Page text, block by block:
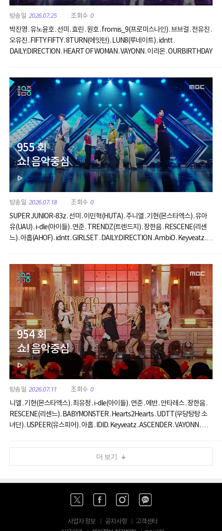
2026.07.25 0
박진영 . 유노윤호 . 선미 . 효린 . 원호 . fromis_9(프로미스나인) . 브브걸 . 전유진 .
오유진 . FIFTY FIFTY . 8TURN(에잇턴) . LUN8(루네이트) . idntt .
DAILY:DIRECTION . HEART OF WOMAN . VAYONN . 이리온 . OURBIRTHDAY
955 회
쇼! 음악중심
2026.07.18 0
SUPER JUNIOR-83z . 선미 . 이민혁(HUTA) . 주니엘 . 기현(몬스타엑스) . 유아
유(UAU) . i-dle(아이들) . 연준 . TRENDZ(트렌드지) . 장한음 . RESCENE(리센
느) . 아홉(AHOF) . idntt . GIRLSET . DAILY:DIRECTION . AmbiO . Keyveatz .
954 회
쇼! 음악중심
2026.07.11 0
니엘 . 기현(몬스타엑스) . 최유정 . i-dle(아이들) . 연준 . 에반 . 안타레스 . 장한음 .
RESCENE(리센느) . BABYMONSTER . Hearts2Hearts . UDTT(우당탕탕 소
녀단) . USPEER(유스피어) . 아홉 . IDID. Keyveatz . ASCENDER . VAYONN . 이
더 보기
사업자 정보 공지사항
고객센터